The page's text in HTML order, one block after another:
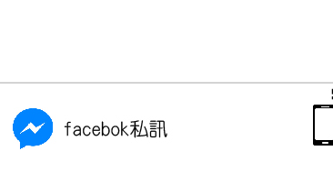
過於偏遠之山區內等，或收貨地點搬運過於困難
況保有出貨的權利。
掛服務，若需以吊車或其他的吊掛方式吊運，費
品則無享有商品一年保固之服務。
，且在特
商品將不予保留(訂單自動取消)。